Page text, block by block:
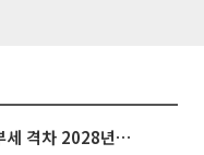
종부세 개편에도…1·3주택 종부세 격차 2028년부터 확대